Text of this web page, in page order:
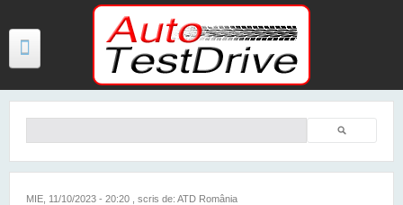
Mergi la conţinutul principal
TESTE
Căutare
MIE, 11/10/2023 - 20:20 , scris de: ATD România